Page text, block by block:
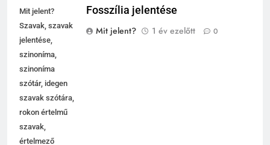
Mit jelent?
Szavak, szavak
jelentése,
szinoníma,
szinoníma
szótár, idegen
szavak szótára,
rokon értelmű
szavak,
5